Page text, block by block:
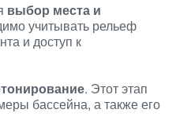
выбор места и
учитывать рельеф
и доступ к
. Этот этап
бассейна, а также его